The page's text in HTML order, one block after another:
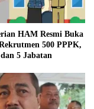
HAM Resmi Buka
500 PPPK,
5 Jabatan